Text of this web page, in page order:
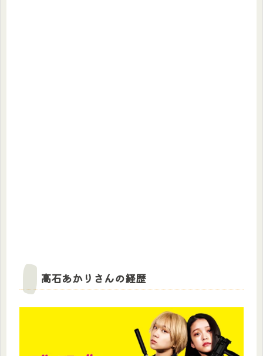
高石あかりさんの経歴